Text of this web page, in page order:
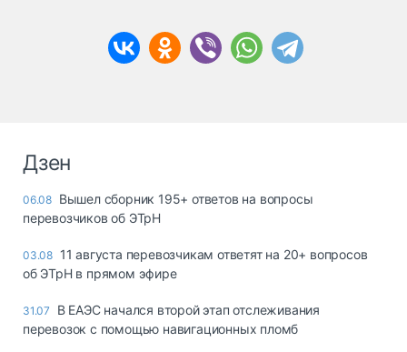
Дзен
06.08 Вышел сборник 195+ ответов на вопросы
перевозчиков об ЭТрН
03.08 11 августа перевозчикам ответят на 20+ вопросов
об ЭТрН в прямом эфире
31.07
В ЕАЭС начался второй этап отслеживания
перевозок с помощью навигационных пломб